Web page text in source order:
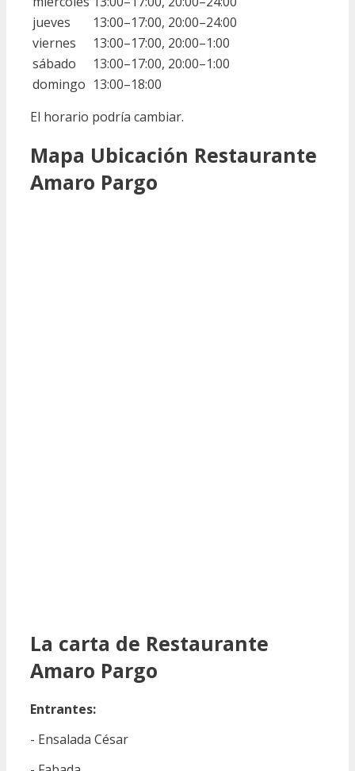
jueves
13:00–17:00, 20:00–24:00
viernes
13:00–17:00, 20:00–1:00
sábado
13:00–17:00, 20:00–1:00
domingo 13:00–18:00
El horario podría cambiar.
Mapa Ubicación Restaurante
Amaro Pargo
La carta de Restaurante
Amaro Pargo
Entrantes:
- Ensalada César